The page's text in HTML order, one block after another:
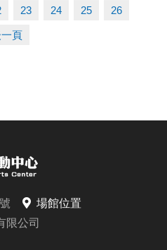
或連結填表報名，馬上卡
23 24 25 26
頁
場館位置
限公司